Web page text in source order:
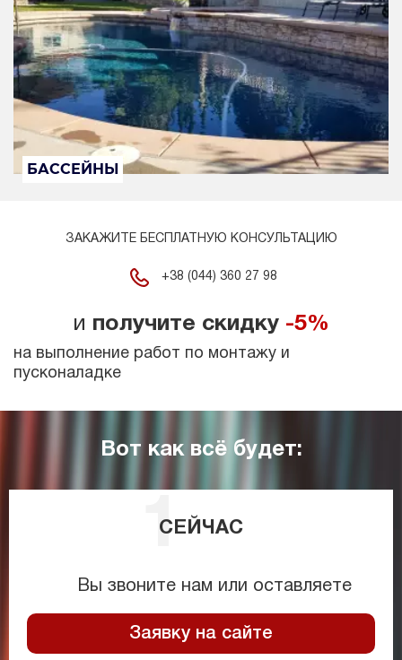
БАССЕЙНЫ
ЗАКАЖИТЕ БЕСПЛАТНУЮ КОНСУЛЬТАЦИЮ
+38 (044) 360 27 98
и получите скидку -5%
на выполнение работ по монтажу и
пусконаладке
Вот как всё будет:
СЕЙЧАС
Вы звоните нам или оставляете
Заявку на сайте